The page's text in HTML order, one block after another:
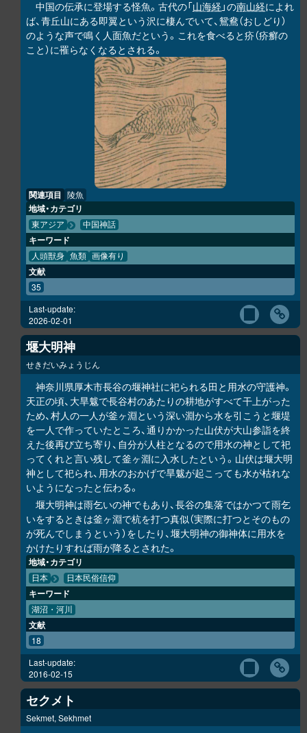
中国の伝承に登場する怪魚。古代の「山海経 」の南山経によれ
ば、青丘山にある即翼という沢に棲んでいて、鴛鴦（おしどり）
のような声で鳴く人面魚だという。これを食べると疥（疥癬の
こと）に罹らなくなるとされる。
関連項目 陵魚
地域・カテゴリ
東アジア 中国神話
キーワード
人頭獣身 魚類 画像有り
文献
35
Last-update:
2026-02-01
堰大明神
せきだいみょうじん
神奈川県厚木市長谷の堰神社に祀られる田と用水の守護神。
天正の頃、大旱魃で長谷村のあたりの耕地がすべて干上がった
ため、村人の一人が釜ヶ淵という深い淵から水を引こうと堰堤
を一人で作っていたところ、通りかかった山伏が大山参詣を終
えた後再び立ち寄り、自分が人柱となるので用水の神として祀
ってくれと言い残して釜ヶ淵に入水したという。山伏は堰大明
神として祀られ、用水のおかげで旱魃が起こっても水が枯れな
いようになったと伝わる。
堰大明神は雨乞いの神でもあり、長谷の集落ではかつて雨乞
いをするときは釜ヶ淵で杭を打つ真似（実際に打つとそのもの
が死んでしまうという）をしたり、堰大明神の御神体に用水を
かけたりすれば雨が降るとされた。
地域・カテゴリ
日本 日本民俗信仰
キーワード
湖沼・河川
文献
18
Last-update:
2016-02-15
セクメト
Sekmet, Sekhmet